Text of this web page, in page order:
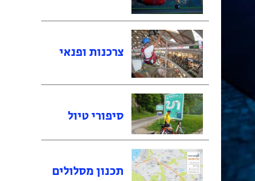
צרכנות ופנאי
סיפורי טיול
תכנון מסלולים